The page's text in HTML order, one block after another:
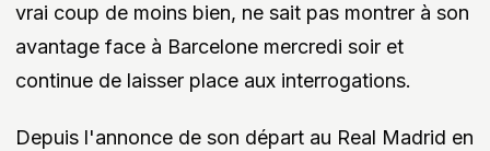
vrai coup de moins bien, ne sait pas montrer à son
avantage face à Barcelone mercredi soir et
continue de laisser place aux interrogations.
Depuis l'annonce de son départ au Real Madrid en